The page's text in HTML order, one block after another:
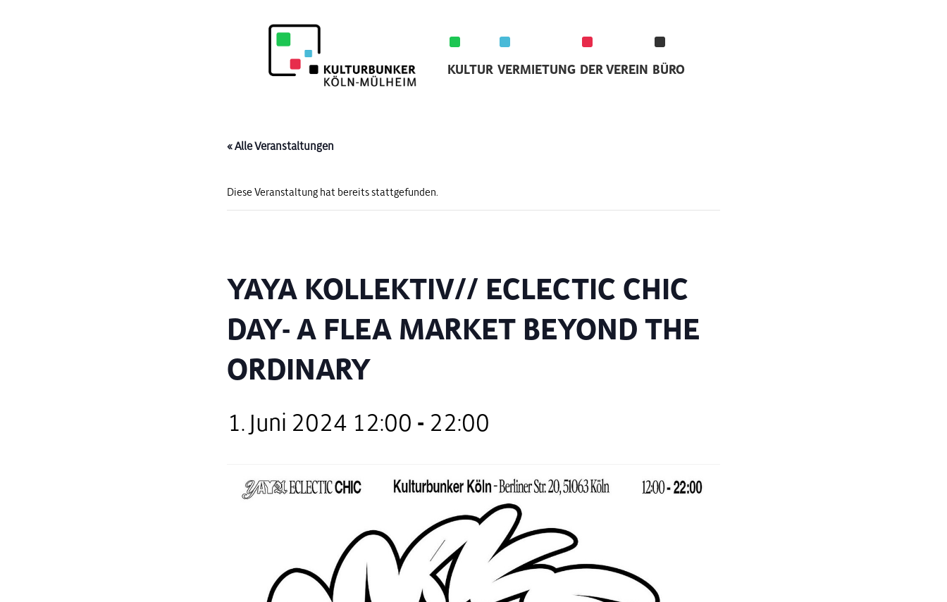
KULTUR VERMIETUNG DER VEREIN BÜRO
« Alle Veranstaltungen
Diese Veranstaltung hat bereits stattgefunden.
YAYA KOLLEKTIV// ECLECTIC CHIC
DAY- A FLEA MARKET BEYOND THE
ORDINARY
1. Juni 2024 12:00 - 22:00